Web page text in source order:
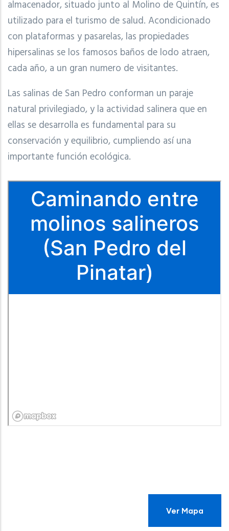
almacenador, situado junto al Molino de Quintín, es
utilizado para el turismo de salud. Acondicionado
con plataformas y pasarelas, las propiedades
hipersalinas se los famosos baños de lodo atraen,
cada año, a un gran numero de visitantes.
Las salinas de San Pedro conforman un paraje
natural privilegiado, y la actividad salinera que en
ellas se desarrolla es fundamental para su
conservación y equilibrio, cumpliendo así una
importante función ecológica.
Ver Mapa